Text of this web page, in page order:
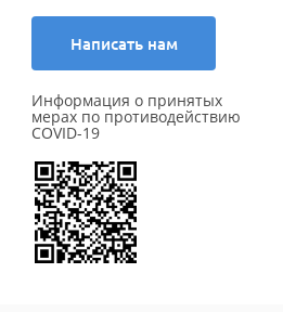
Написать нам
Информация о принятых
мерах по противодействию
COVID-19